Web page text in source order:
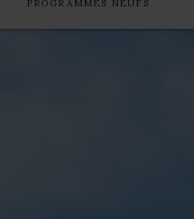
PROGRAMMES NEUFS